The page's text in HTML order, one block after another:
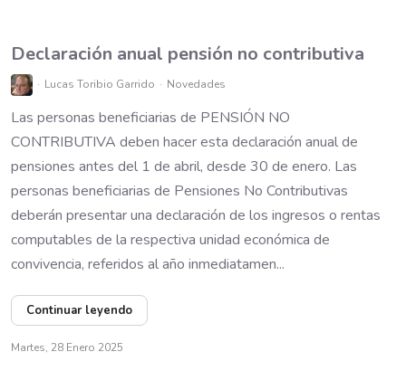
Declaración anual pensión no contributiva
Lucas Toribio Garrido Novedades
Las personas beneficiarias de PENSIÓN NO
CONTRIBUTIVA deben hacer esta declaración anual de
pensiones antes del 1 de abril, desde 30 de enero. Las
personas beneficiarias de Pensiones No Contributivas
deberán presentar una declaración de los ingresos o rentas
computables de la respectiva unidad económica de
convivencia, referidos al año inmediatamen...
Continuar leyendo
Martes, 28 Enero 2025